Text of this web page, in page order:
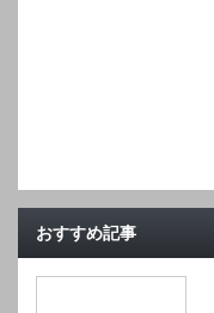
おすすめ記事